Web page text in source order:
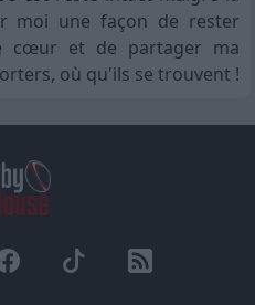
moi une façon de rester
cœur et de partager ma
où qu'ils se trouvent !